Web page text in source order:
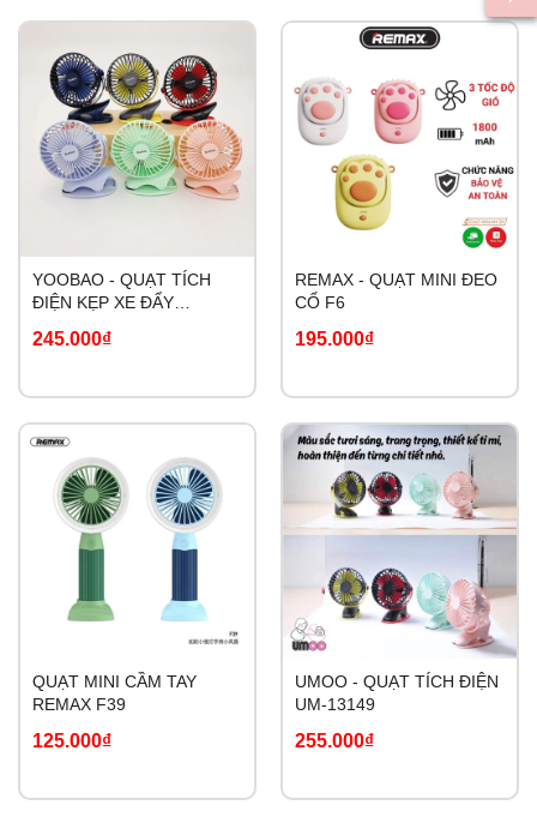
YOOBAO - QUẠT TÍCH
ĐIỆN KẸP XE ĐẨY
245.000₫
REMAX - QUẠT MINI ĐEO
CỔ F6
195.000₫
QUẠT MINI CẦM TAY
REMAX F39
125.000₫
UMOO - QUẠT TÍCH ĐIỆN
UM-13149
255.000₫